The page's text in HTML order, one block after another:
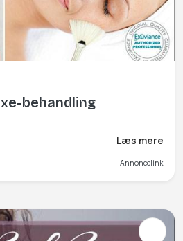
behandling
Læs mere
Annoncelink